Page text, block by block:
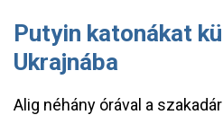
Putyin katonákat
Ukrajnába
Alig néhány órával a